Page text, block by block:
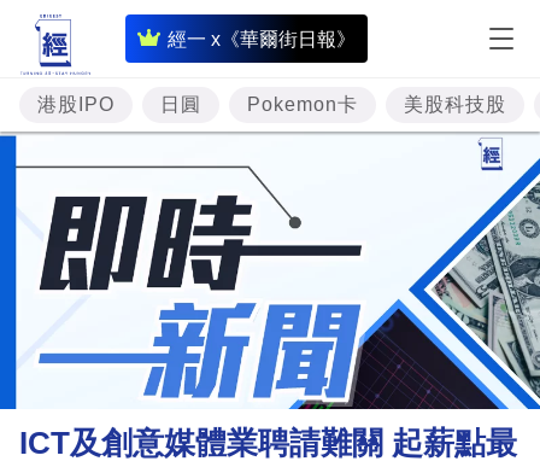
經一 x《華爾街日報》
即
時
財
經
專
題
投
資
樓
市
財
港股IPO 日圓 Pokemon卡 美股科技股
ICT及創意媒體業聘請難關 起薪點最